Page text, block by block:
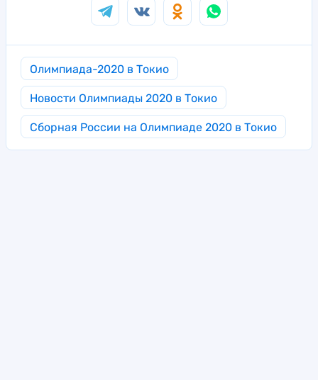
Олимпиада-2020 в Токио
Новости Олимпиады 2020 в Токио
Сборная России на Олимпиаде 2020 в Токио